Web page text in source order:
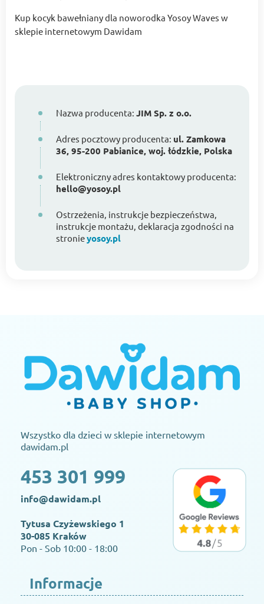
Kup kocyk bawełniany dla noworodka Yosoy Waves w
sklepie internetowym Dawidam
Nazwa producenta: JIM Sp. z o.o.
Adres pocztowy producenta: ul. Zamkowa
36, 95-200 Pabianice, woj. łódzkie, Polska
Elektroniczny adres kontaktowy producenta:
hello@yosoy.pl
Ostrzeżenia, instrukcje bezpieczeństwa,
instrukcje montażu, deklaracja zgodności na
stronieyosoy.pl
Wszystko dla dzieci w sklepie internetowym
dawidam.pl
453 301 999
info@dawidam.pl
Tytusa Czyżewskiego 1
30-085 Kraków
Pon - Sob 10:00 - 18:00
Informacje